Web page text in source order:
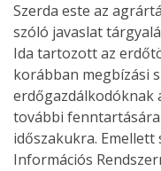
Szerda este az
szóló javaslat
Ida tartozott az
korábban megbízási
erdőgazdálkodóknak
további
időszakukra. Emellett
Információs